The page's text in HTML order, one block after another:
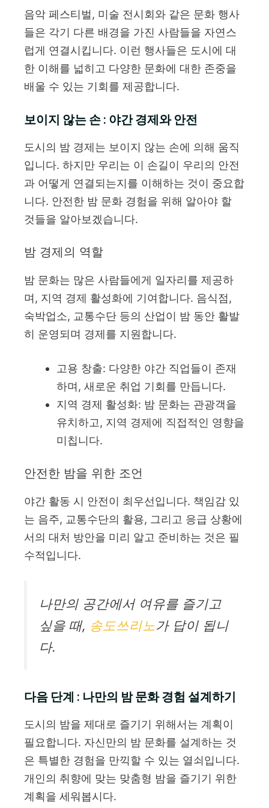
음악 페스티벌, 미술 전시회와 같은 문화 행사
들은 각기 다른 배경을 가진 사람들을 자연스
럽게 연결시킵니다. 이런 행사들은 도시에 대
한 이해를 넓히고 다양한 문화에 대한 존중을
배울 수 있는 기회를 제공합니다.
보이지 않는 손 : 야간 경제와 안전
도시의 밤 경제는 보이지 않는 손에 의해 움직
입니다. 하지만 우리는 이 손길이 우리의 안전
과 어떻게 연결되는지를 이해하는 것이 중요합
니다. 안전한 밤 문화 경험을 위해 알아야 할
것들을 알아보겠습니다.
밤 경제의 역할
밤 문화는 많은 사람들에게 일자리를 제공하
며, 지역 경제 활성화에 기여합니다. 음식점,
숙박업소, 교통수단 등의 산업이 밤 동안 활발
히 운영되며 경제를 지원합니다.
고용 창출: 다양한 야간 직업들이 존재
하며, 새로운 취업 기회를 만듭니다.
지역 경제 활성화: 밤 문화는 관광객을
유치하고, 지역 경제에 직접적인 영향을
미칩니다.
안전한 밤을 위한 조언
야간 활동 시 안전이 최우선입니다. 책임감 있
는 음주, 교통수단의 활용, 그리고 응급 상황에
서의 대처 방안을 미리 알고 준비하는 것은 필
수적입니다.
나만의 공간에서 여유를 즐기고
싶을 때, 송도쓰리노가 답이 됩니
다.
다음 단계 : 나만의 밤 문화 경험 설계하기
도시의 밤을 제대로 즐기기 위해서는 계획이
필요합니다. 자신만의 밤 문화를 설계하는 것
은 특별한 경험을 만끽할 수 있는 열쇠입니다.
개인의 취향에 맞는 맞춤형 밤을 즐기기 위한
계획을 세워봅시다.